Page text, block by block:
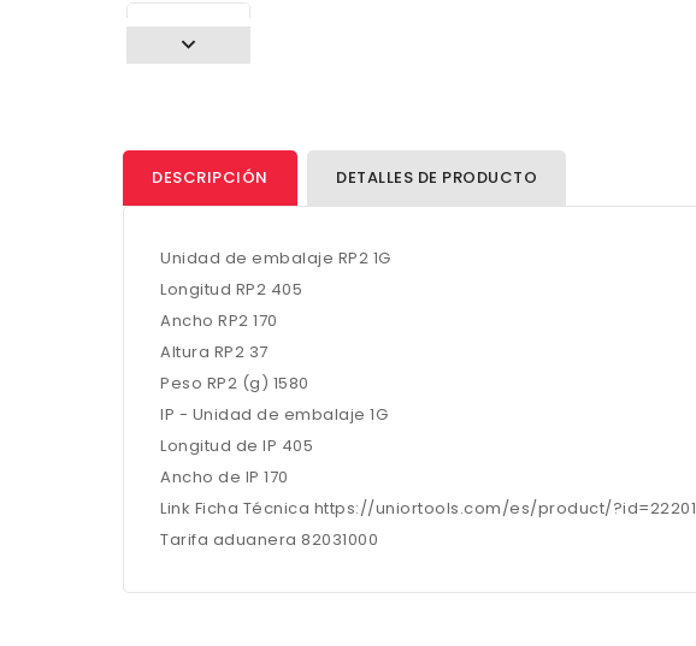
DESCRIPCIÓN DETALLES DE PRODUCTO
Unidad de embalaje RP2 1G
Longitud RP2 405
Ancho RP2 170
Altura RP2 37
Peso RP2 (g) 1580
IP - Unidad de embalaje 1G
Longitud de IP 405
Ancho de IP 170
Link Ficha Técnica https://uniortools.com/es/product/?id=22201
Tarifa aduanera 82031000